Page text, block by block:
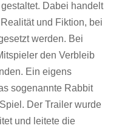
Dabei handelt
und Fiktion, bei
werden. Bei
den Verbleib
Ein eigens
sogenannte Rabbit
Der Trailer wurde
und leitete die